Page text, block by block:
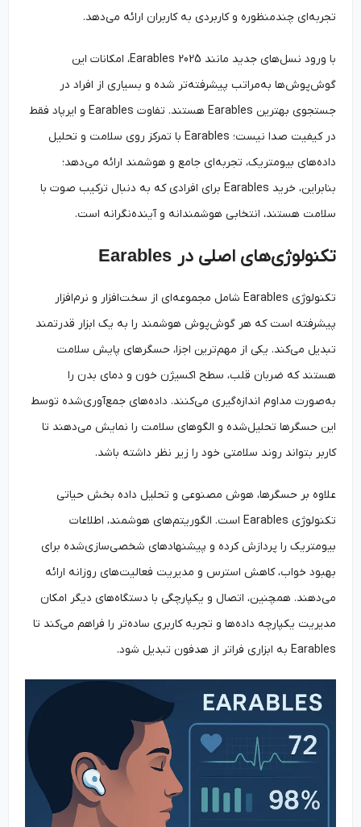
تجربه‌ای چندمنظوره و کاربردی به کاربران ارائه می‌دهد.
با ورود نسل‌های جدید مانند Earables 2025، امکانات این
گوش‌پوش‌ها به‌مراتب پیشرفته‌تر شده و بسیاری از افراد در
جستجوی بهترین Earables هستند. تفاوت Earables و ایرپاد فقط
در کیفیت صدا نیست؛ Earables با تمرکز روی سلامت و تحلیل
داده‌های بیومتریک، تجربه‌ای جامع و هوشمند ارائه می‌دهد؛
بنابراین، خرید Earables برای افرادی که به دنبال ترکیب صوت با
سلامت هستند، انتخابی هوشمندانه و آینده‌نگرانه است.
تکنولوژی‌های اصلی در Earables
تکنولوژی Earables شامل مجموعه‌ای از سخت‌افزار و نرم‌افزار
پیشرفته است که هر گوش‌پوش هوشمند را به یک ابزار قدرتمند
تبدیل می‌کند. یکی از مهم‌ترین اجزا، حسگرهای پایش سلامت
هستند که ضربان قلب، سطح اکسیژن خون و دمای بدن را
به‌صورت مداوم اندازه‌گیری می‌کنند. داده‌های جمع‌آوری‌شده توسط
این حسگرها تحلیل‌شده و الگوهای سلامت را نمایش می‌دهند تا
کاربر بتواند روند سلامتی خود را زیر نظر داشته باشد.
علاوه بر حسگرها، هوش مصنوعی و تحلیل داده بخش حیاتی
تکنولوژی Earables است. الگوریتم‌های هوشمند، اطلاعات
بیومتریک را پردازش کرده و پیشنهادهای شخصی‌سازی‌شده برای
بهبود خواب، کاهش استرس و مدیریت فعالیت‌های روزانه ارائه
می‌دهند. همچنین، اتصال و یکپارچگی با دستگاه‌های دیگر امکان
مدیریت یکپارچه داده‌ها و تجربه کاربری ساده‌تر را فراهم می‌کند تا
Earables به ابزاری فراتر از هدفون تبدیل شود.